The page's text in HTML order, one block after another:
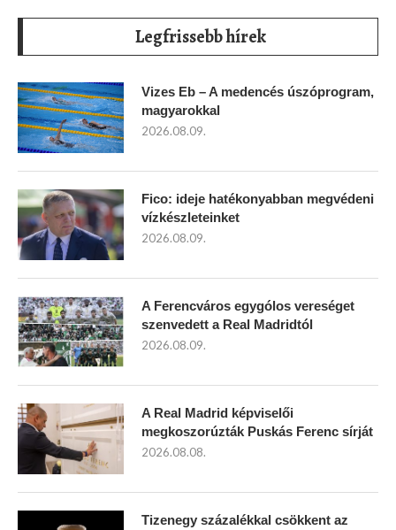
Legfrissebb hírek
Vizes Eb – A medencés úszóprogram,
magyarokkal
2026.08.09.
Fico: ideje hatékonyabban megvédeni
vízkészleteinket
2026.08.09.
A Ferencváros egygólos vereséget
szenvedett a Real Madridtól
2026.08.09.
A Real Madrid képviselői
megkoszorúzták Puskás Ferenc sírját
2026.08.08.
Tizenegy százalékkal csökkent az